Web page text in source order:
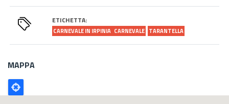
ETICHETTA:
CARNEVALE IN IRPINIA CARNEVALE TARANTELLA
MAPPA
Poligono
GEO